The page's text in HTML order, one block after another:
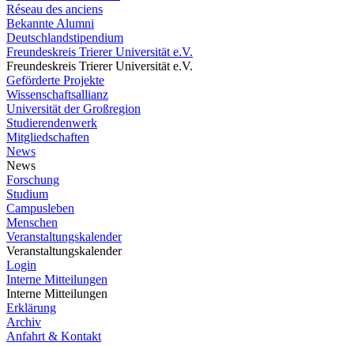
Réseau des anciens
Bekannte Alumni
Deutschlandstipendium
Freundeskreis Trierer Universität e.V.
Freundeskreis Trierer Universität e.V.
Geförderte Projekte
Wissenschaftsallianz
Universität der Großregion
Studierendenwerk
Mitgliedschaften
News
News
Forschung
Studium
Campusleben
Menschen
Veranstaltungskalender
Veranstaltungskalender
Login
Interne Mitteilungen
Interne Mitteilungen
Erklärung
Archiv
Anfahrt & Kontakt